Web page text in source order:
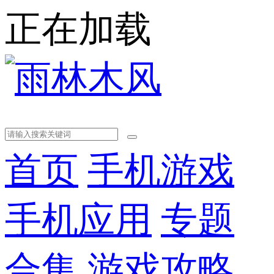
正在加载
首页 手机游戏
手机应用 专题